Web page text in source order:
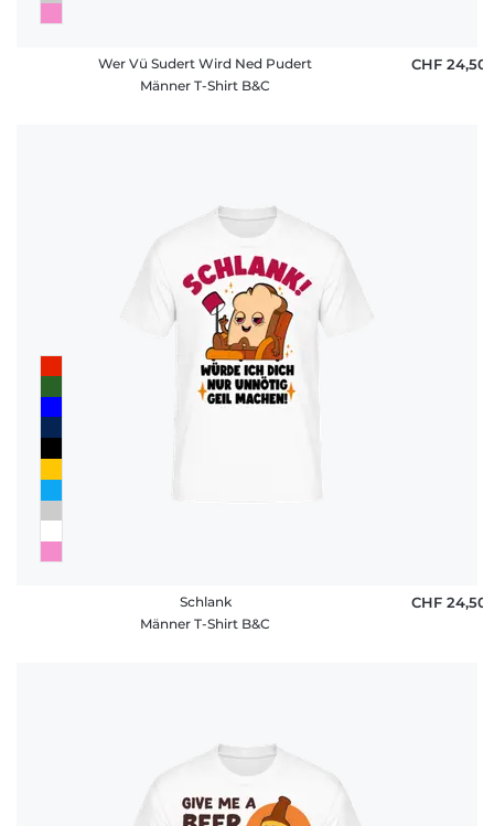
Wer Vü Sudert Wird Ned Pudert
Männer T-Shirt B&C
CHF 24,50
Schlank
Männer T-Shirt B&C
CHF 24,50